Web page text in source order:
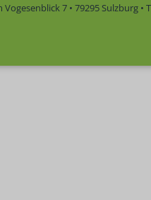
7 • 79295 Sulzburg •